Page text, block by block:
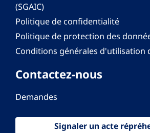
(SGAIC)
Politique de confidentialité
Politique de protection des
Conditions générales d'utilisation
Contactez-nous
Demandes
Signaler un acte